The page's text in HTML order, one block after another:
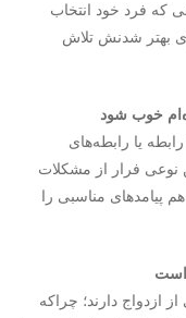
که فرد خود انتخاب
بهتر شدنش تلاش
یا رابطه‌های
نوعی فرار از مشکلات
پیامدهای مناسبی را
ازدواج دارند؛ چراکه